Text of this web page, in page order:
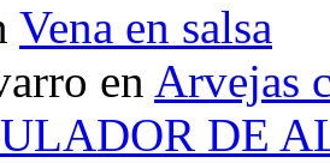
Vena en salsa
en Arvejas
DE